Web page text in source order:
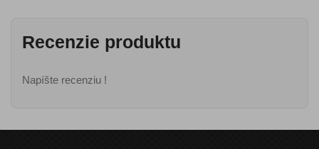
Recenzie produktu
Napíšte recenziu !